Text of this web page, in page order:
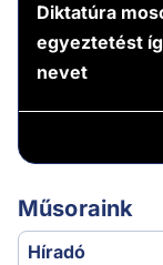
Diktatúra
egyeztetést
nevet
Műsoraink
Híradó